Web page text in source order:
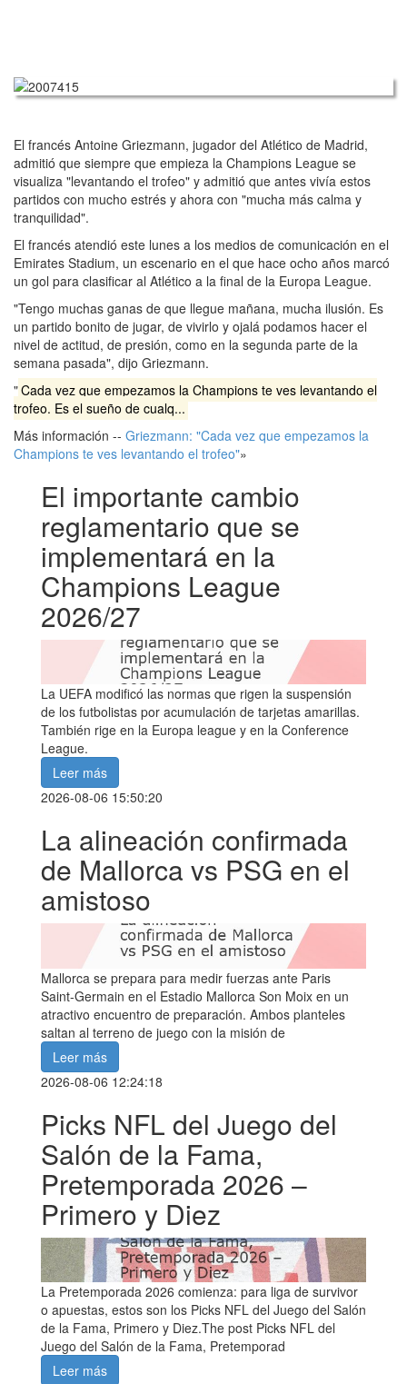
El francés Antoine Griezmann, jugador del Atlético de Madrid,
admitió que siempre que empieza la Champions League se
visualiza "levantando el trofeo" y admitió que antes vivía estos
partidos con mucho estrés y ahora con "mucha más calma y
tranquilidad".
El francés atendió este lunes a los medios de comunicación en el
Emirates Stadium, un escenario en el que hace ocho años marcó
un gol para clasificar al Atlético a la final de la Europa League.
"Tengo muchas ganas de que llegue mañana, mucha ilusión. Es
un partido bonito de jugar, de vivirlo y ojalá podamos hacer el
nivel de actitud, de presión, como en la segunda parte de la
semana pasada", dijo Griezmann.
"Cada vez que empezamos la Champions te ves levantando el
trofeo. Es el sueño de cualq...
Más información -- Griezmann: "Cada vez que empezamos la
Champions te ves levantando el trofeo"»
El importante cambio
reglamentario que se
implementará en la
Champions League
2026/27
La UEFA modificó las normas que rigen la suspensión
de los futbolistas por acumulación de tarjetas amarillas.
También rige en la Europa league y en la Conference
League.
Leer más
2026-08-06 15:50:20
La alineación confirmada
de Mallorca vs PSG en el
amistoso
Mallorca se prepara para medir fuerzas ante Paris
Saint-Germain en el Estadio Mallorca Son Moix en un
atractivo encuentro de preparación. Ambos planteles
saltan al terreno de juego con la misión de
Leer más
2026-08-06 12:24:18
Picks NFL del Juego del
Salón de la Fama,
Pretemporada 2026 –
Primero y Diez
La Pretemporada 2026 comienza: para liga de survivor
o apuestas, estos son los Picks NFL del Juego del Salón
de la Fama, Primero y Diez.The post Picks NFL del
Juego del Salón de la Fama, Pretemporad
Leer más